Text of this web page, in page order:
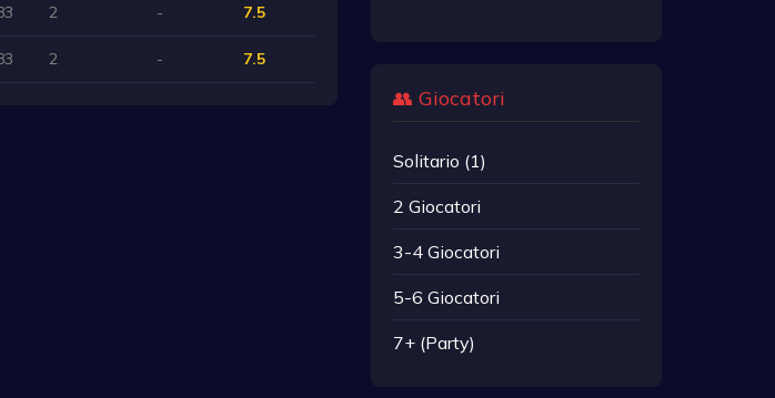
2 - 7.5
2 - 7.5
👥 Giocatori
Solitario (1)
2 Giocatori
3-4 Giocatori
5-6 Giocatori
7+ (Party)